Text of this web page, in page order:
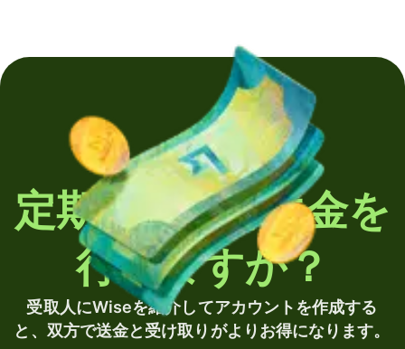
定期的に海外送金を
行いますか？
受取人にWiseを紹介してアカウントを作成する
と、双方で送金と受け取りがよりお得になります。